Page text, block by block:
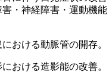
・神経障害・運動機能
おける動脈管の開存。
おける造影能の改善。